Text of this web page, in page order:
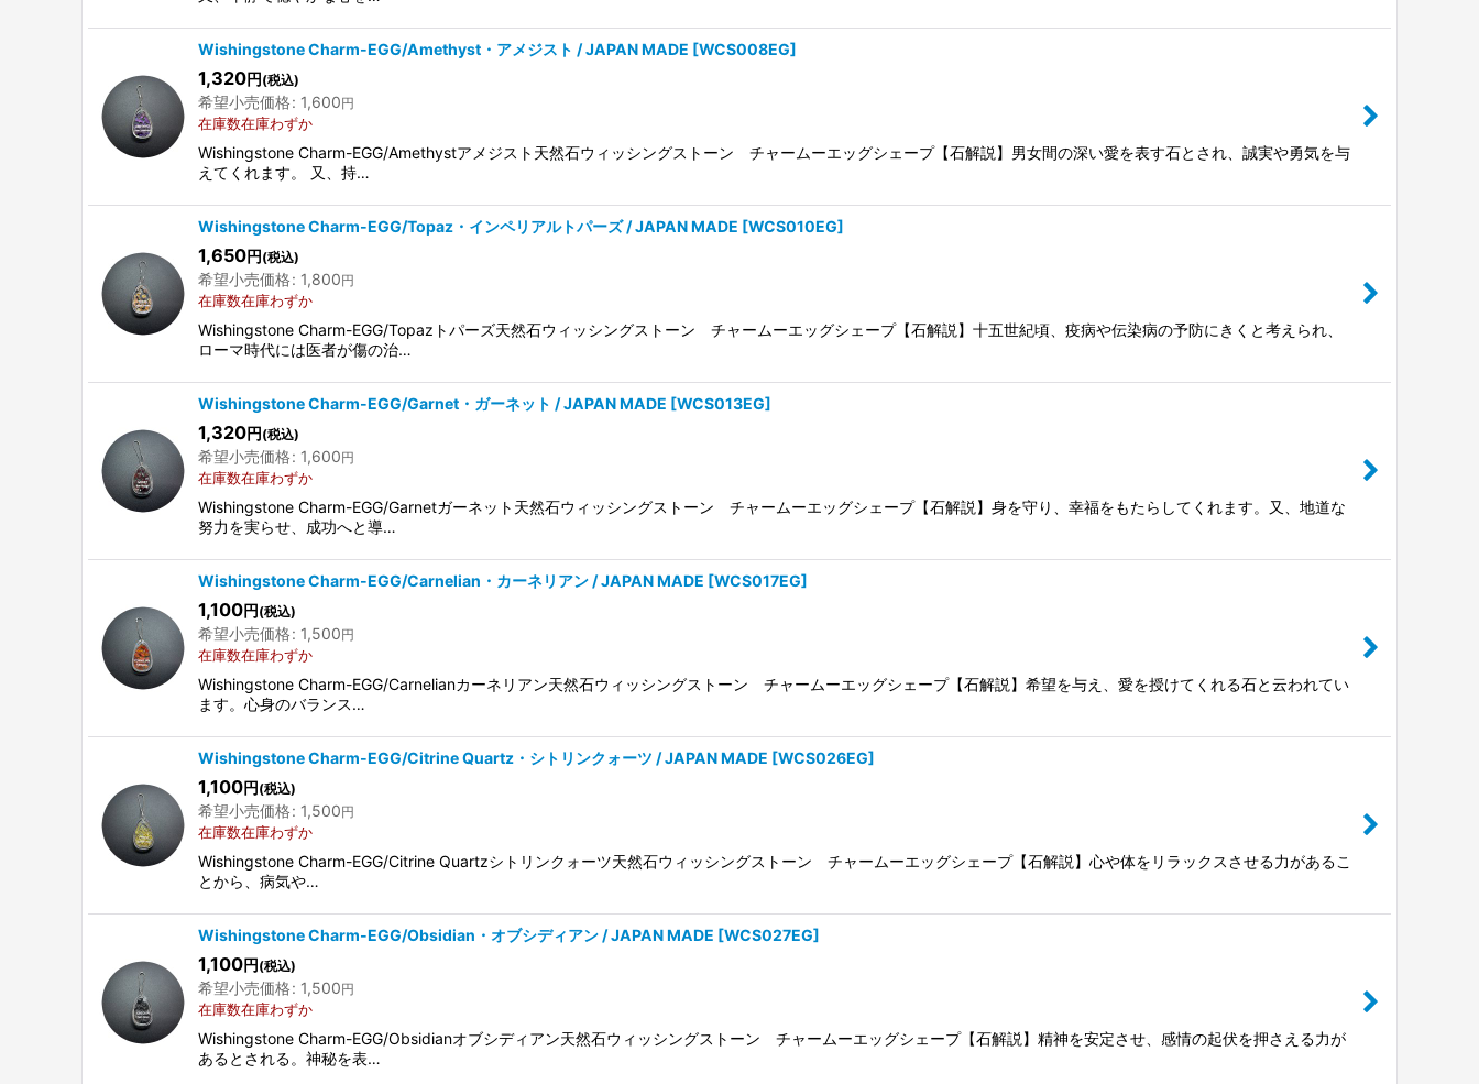
Wishingstone Charm-EGG/Amethyst・アメジスト / JAPAN MADE [WCS008EG]
1,320円 (税込)
希望小売価格: 1,600円
在庫数在庫わずか
Wishingstone Charm-EGG/Amethystアメジスト天然石ウィッシングストーン チャームーエッグシェープ【石解説】男女間の深い愛を表す石とされ、誠実や勇気を与
えてくれます。 又、持…
Wishingstone Charm-EGG/Topaz・インペリアルトパーズ / JAPAN MADE [WCS010EG]
1,650円 (税込)
希望小売価格: 1,800円
在庫数在庫わずか
Wishingstone Charm-EGG/Topazトパーズ天然石ウィッシングストーン チャームーエッグシェープ【石解説】十五世紀頃、疫病や伝染病の予防にきくと考えられ、
ローマ時代には医者が傷の治…
Wishingstone Charm-EGG/Garnet・ガーネット / JAPAN MADE [WCS013EG]
1,320円 (税込)
希望小売価格: 1,600円
在庫数在庫わずか
Wishingstone Charm-EGG/Garnetガーネット天然石ウィッシングストーン チャームーエッグシェープ【石解説】身を守り、幸福をもたらしてくれます。又、地道な
努力を実らせ、成功へと導…
Wishingstone Charm-EGG/Carnelian・カーネリアン / JAPAN MADE [WCS017EG]
1,100円 (税込)
希望小売価格: 1,500円
在庫数在庫わずか
Wishingstone Charm-EGG/Carnelianカーネリアン天然石ウィッシングストーン チャームーエッグシェープ【石解説】希望を与え、愛を授けてくれる石と云われてい
ます。心身のバランス…
Wishingstone Charm-EGG/Citrine Quartz・シトリンクォーツ / JAPAN MADE [WCS026EG]
1,100円 (税込)
希望小売価格: 1,500円
在庫数在庫わずか
Wishingstone Charm-EGG/Citrine Quartzシトリンクォーツ天然石ウィッシングストーン チャームーエッグシェープ【石解説】心や体をリラックスさせる力があるこ
とから、病気や…
Wishingstone Charm-EGG/Obsidian・オブシディアン / JAPAN MADE [WCS027EG]
1,100円 (税込)
希望小売価格: 1,500円
在庫数在庫わずか
Wishingstone Charm-EGG/Obsidianオブシディアン天然石ウィッシングストーン チャームーエッグシェープ【石解説】精神を安定させ、感情の起伏を押さえる力が
あるとされる。神秘を表…